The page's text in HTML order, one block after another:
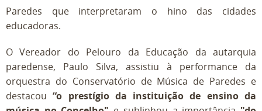
Paredes que interpretaram o hino das cidades
educadoras.
O Vereador do Pelouro da Educação da autarquia
paredense, Paulo Silva, assistiu à performance da
orquestra do Conservatório de Música de Paredes e
destacou“o prestígio da instituição de ensino da